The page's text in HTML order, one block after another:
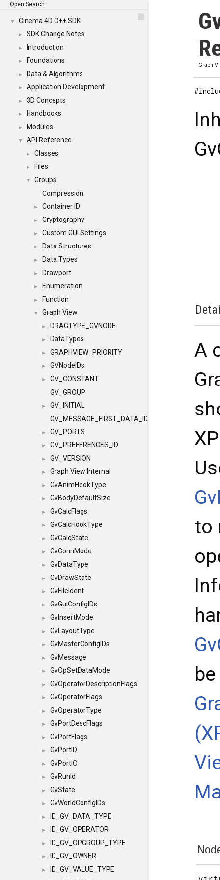
Open Search
▼ Cinema 4D C++ SDK
► SDK Change Notes
► Introduction
► Foundations
► Data & Algorithms
► Application Development
► 3D Concepts
► Handbooks
► Modules
▼ API Reference
► Classes
► Files
▼
Groups
Compression
► Container ID
► Cryptography
► Custom GUI Settings
► Data Structures
► Data Types
► Drawport
► Enumeration
► Function
▼ Graph View
► DRAGTYPE_GVNODE
► DataTypes
► GRAPHVIEW_PRIORITY
► GVNodeIDs
►
GV_CONSTANT
GV_GROUP
►
GV_INITIAL
GV_MESSAGE_FIRST_DATA_ID
► GV_PORTS
► GV_PREFERENCES_ID
► GV_VERSION
► Graph View Internal
► GvAnimHookType
► GvBodyDefaultSize
► GvCalcFlags
► GvCalcHookType
► GvCalcState
► GvConnMode
► GvDataType
► GvDrawState
► GvFileIdent
► GvGuiConfigIDs
► GvInsertMode
► GvLayoutType
► GvMasterConfigIDs
► GvMessage
► GvOpSetDataMode
► GvOperatorDescriptionFlags
► GvOperatorFlags
► GvOperatorType
► GvPortDescFlags
► GvPortFlags
► GvPortID
► GvPortIO
► GvRunId
► GvState
► GvWorldConfigIDs
► ID_GV_DATA_TYPE
► ID_GV_OPERATOR
► ID_GV_OPGROUP_TYPE
► ID_GV_OWNER
►
ID_GV_VALUE_TYPE
Graph
A
to